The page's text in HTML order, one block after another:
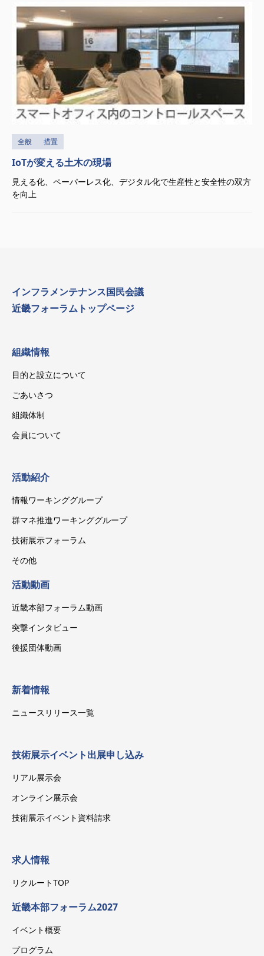
全般 措置
IoTが変える土木の現場
見える化、ペーパーレス化、デジタル化で生産性と安全性の双方
を向上
インフラメンテナンス国民会議
近畿フォーラムトップページ
組織情報
目的と設立について
ごあいさつ
組織体制
会員について
活動紹介
情報ワーキンググループ
群マネ推進ワーキンググループ
技術展示フォーラム
その他
活動動画
近畿本部フォーラム動画
突撃インタビュー
後援団体動画
新着情報
ニュースリリース一覧
技術展示イベント出展申し込み
リアル展示会
オンライン展示会
技術展示イベント資料請求
求人情報
リクルートTOP
近畿本部フォーラム2027
イベント概要
プログラム